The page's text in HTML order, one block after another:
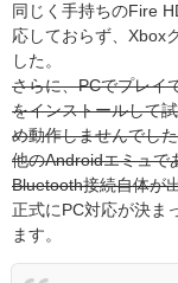
同じく手持ちのFire
応しておらず、Xbox
した。
さらに、PCでプレイ
をインストールして
め動作しませんでし
他のAndroidエミュで
Bluetooth接続自体が
正式にPC対応が決ま
ます。